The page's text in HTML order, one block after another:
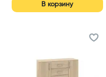
В корзину